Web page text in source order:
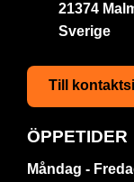
21374
Sverige
Till
ÖPPETIDER
Måndag -